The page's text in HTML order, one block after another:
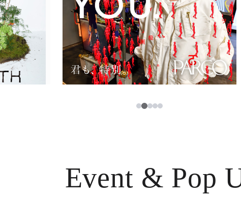
12345
Event & Pop